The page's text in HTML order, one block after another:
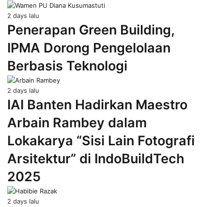
2 days lalu
Penerapan Green Building,
IPMA Dorong Pengelolaan
Berbasis Teknologi
2 days lalu
IAI Banten Hadirkan Maestro
Arbain Rambey dalam
Lokakarya “Sisi Lain Fotografi
Arsitektur” di IndoBuildTech
2025
2 days lalu